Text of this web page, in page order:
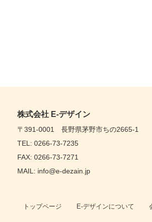
株式会社 E-デザイン
〒391-0001 長野県茅野市ちの2665-1
TEL: 0266-73-7235
FAX: 0266-73-7271
MAIL: info@e-dezain.jp
トップページ E-デザインについて